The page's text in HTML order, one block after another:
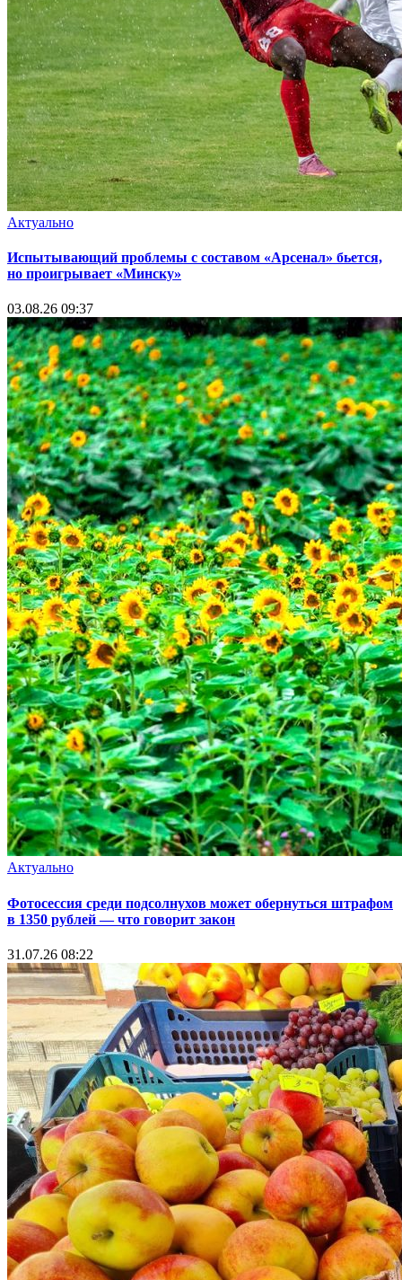
Актуально
Испытывающий проблемы с составом «Арсенал» бьется,
но проигрывает «Минску»
03.08.26 09:37
Актуально
Фотосессия среди подсолнухов может обернуться штрафом
в 1350 рублей — что говорит закон
31.07.26 08:22